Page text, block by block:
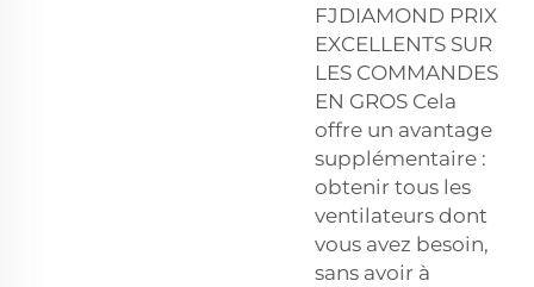
FJDIAMOND PRIX
EXCELLENTS SUR
LES COMMANDES
EN GROS Cela
offre un avantage
supplémentaire :
obtenir tous les
ventilateurs dont
vous avez besoin,
sans avoir à